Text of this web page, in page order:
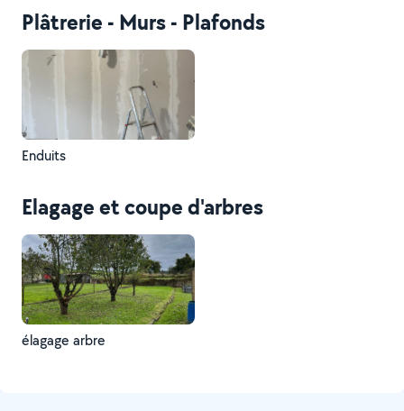
Plâtrerie - Murs - Plafonds
Enduits
Elagage et coupe d'arbres
élagage arbre